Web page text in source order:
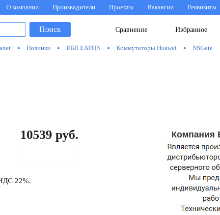
О компании Производители Проекты Вакансии Реквизиты
Избранное
Сравнение
Поиск
Новинки ИБП EATON Коммутаторы Huawei NSGate
10539 руб.
22%.
Компания